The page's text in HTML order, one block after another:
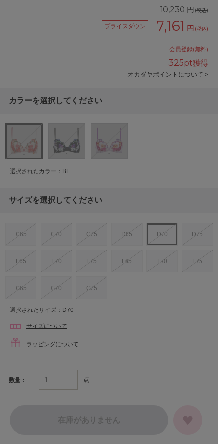
10,230 円(税込)
プライスダウン 7,161 円 (税込)
会員登録(無料)
325pt獲得
オカダヤポイントについて >
カラーを選択してください
選択されたカラー：BE
サイズを選択してください
C65 C70 C75 D65 D70 D75
E65 E70 E75 F65 F70 F75
G65 G70 G75
選択されたサイズ：D70
サイズについて
ラッピングについて
数量： 点
在庫がありません